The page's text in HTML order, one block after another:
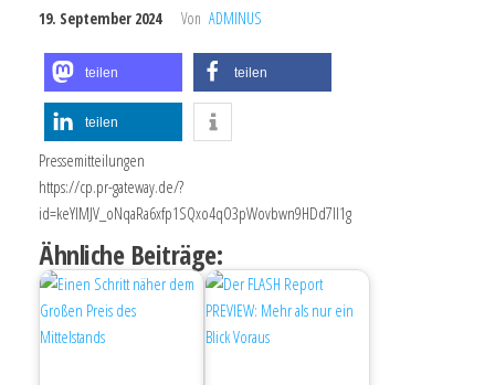
19. September 2024 Von ADMINUS
teilen teilen
teilen
Pressemitteilungen
https://cp.pr-gateway.de/?
id=keYlMJV_oNqaRa6xfp1SQxo4qO3pWovbwn9HDd7Il1g
Ähnliche Beiträge: